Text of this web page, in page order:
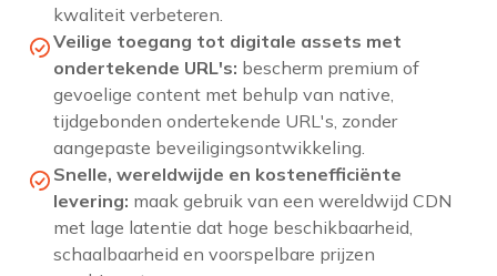
kwaliteit verbeteren.
Veilige toegang tot digitale assets met
ondertekende URL's: bescherm premium of
gevoelige content met behulp van native,
tijdgebonden ondertekende URL's, zonder
aangepaste beveiligingsontwikkeling.
Snelle, wereldwijde en kostenefficiënte
levering: maak gebruik van een wereldwijd CDN
met lage latentie dat hoge beschikbaarheid,
schaalbaarheid en voorspelbare prijzen